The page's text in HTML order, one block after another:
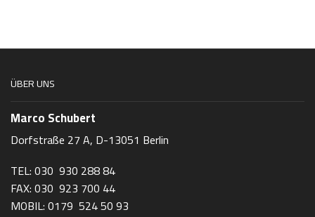
ÜBER UNS
Marco Schubert
Dorfstraße 27 A, D-13051 Berlin
TEL: 030 930 288 84
FAX: 030 923 700 44
MOBIL: 0179 524 50 93